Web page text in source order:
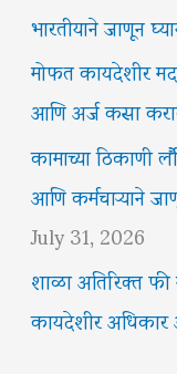
भारतीयाने जाणून
मोफत कायदेशीर
आणि अर्ज कसा
कामाच्या ठिकाणी
आणि कर्मचाऱ्याने
July 31, 2026
शाळा अतिरिक्त
कायदेशीर